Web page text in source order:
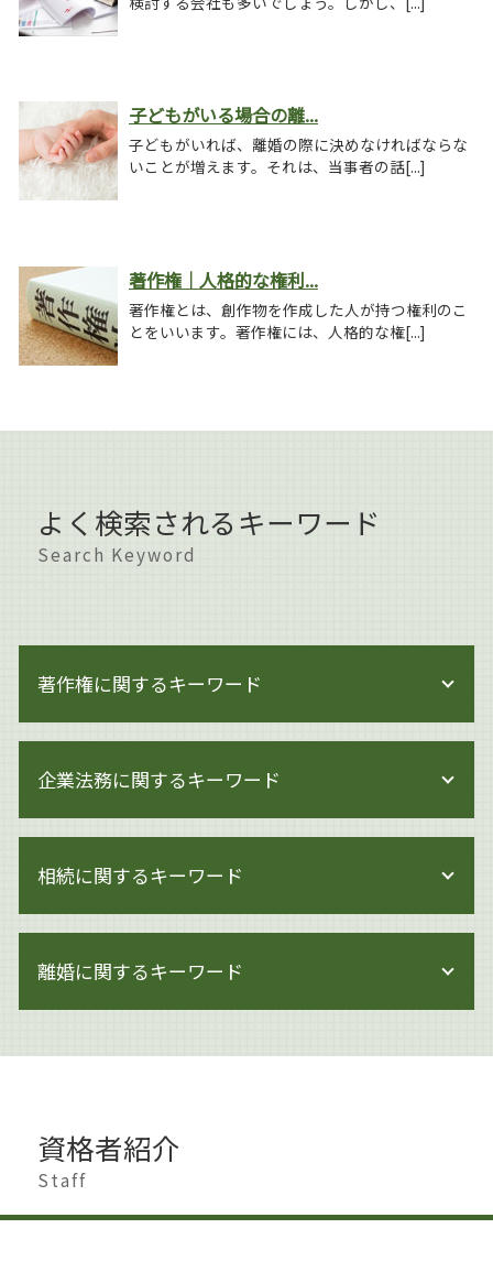
子どもがいる場合の離...
子どもがいれば、離婚の際に決めなければならな
いことが増えます。それは、当事者の話[...]
著作権｜人格的な権利...
著作権とは、創作物を作成した人が持つ権利のこ
とをいいます。著作権には、人格的な権[...]
よく検索されるキーワード
Search Keyword
著作権に関するキーワード
著作権とは イラスト
著作権侵害 時効
著作権侵害にならない
著作権とは 画像
ai 絵 著作権
著作権とは どこまで
著作権 著作隣接権
著作権侵害 どこから
著作権 知的財産権 違い
著作権とは 写真
著作権 メリット
企業法務に関するキーワード
企業法務 契約書チェック
企業法務 m&a
事業承継 変更契約
企業法務 労働
企業法務 顧問弁護士
企業法務 労働法
企業法務 関連法令
モンスター社員 解雇
相続に関するキーワード
遺産分割
相続 せずに解体
相続 借金
相続 生前
相続 相談
遺産分割 相手方 認知症
離婚に関するキーワード
離婚 円満解決
離婚 杉並区
資格者紹介
Staff